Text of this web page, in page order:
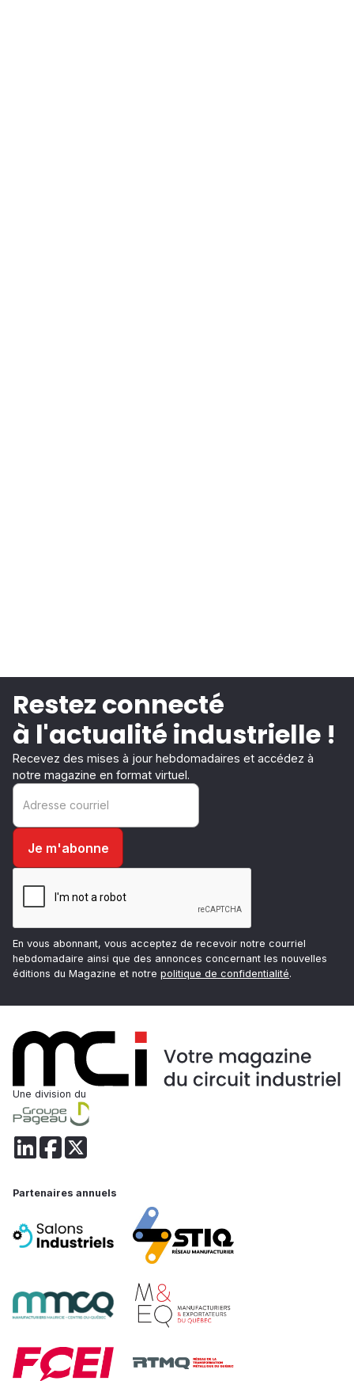
Restez connecté
à l'actualité industrielle !
Recevez des mises à jour hebdomadaires et accédez à
notre magazine en format virtuel.
En vous abonnant, vous acceptez de recevoir notre courriel
hebdomadaire ainsi que des annonces concernant les nouvelles
éditions du Magazine et notre politique de confidentialité.
Une division du
Partenaires annuels